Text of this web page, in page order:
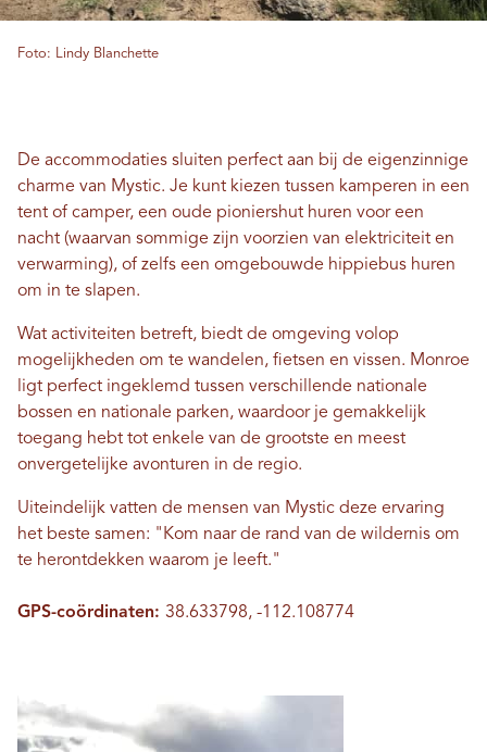
Foto: Lindy Blanchette
De accommodaties sluiten perfect aan bij de eigenzinnige
charme van Mystic. Je kunt kiezen tussen kamperen in een
tent of camper, een oude pioniershut huren voor een
nacht (waarvan sommige zijn voorzien van elektriciteit en
verwarming), of zelfs een omgebouwde hippiebus huren
om in te slapen.
Wat activiteiten betreft, biedt de omgeving volop
mogelijkheden om te wandelen, fietsen en vissen. Monroe
ligt perfect ingeklemd tussen verschillende nationale
bossen en nationale parken, waardoor je gemakkelijk
toegang hebt tot enkele van de grootste en meest
onvergetelijke avonturen in de regio.
Uiteindelijk vatten de mensen van Mystic deze ervaring
het beste samen: "Kom naar de rand van de wildernis om
te herontdekken waarom je leeft."
GPS-coördinaten: 38.633798, -112.108774